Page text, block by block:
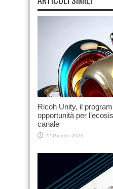
Ricoh Unity, il
opportunità per
canale
22 Giugno 2026